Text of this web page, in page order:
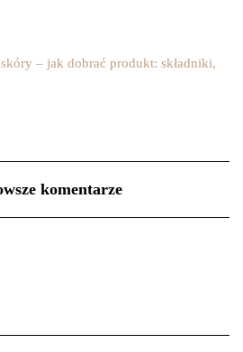
– jak dobrać produkt: składniki,
komentarze